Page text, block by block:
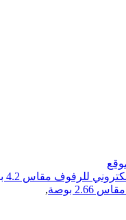
للرفوف مقاس 4.2 بوصة
بوصة ,